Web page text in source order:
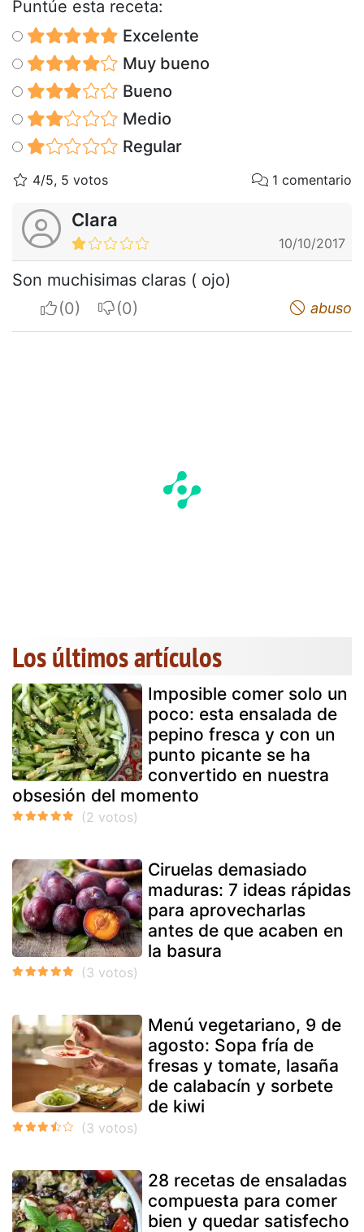
Puntúe esta receta:
Excelente
Muy bueno
Bueno
Medio
Regular
4/5, 5 votos 1 comentario
Clara
10/10/2017
Son muchisimas claras ( ojo)
I apreciateI do not appreciate abuso
Los últimos artículos
Imposible comer solo un
poco: esta ensalada de
pepino fresca y con un
punto picante se ha
convertido en nuestra
obsesión del momento
Ciruelas demasiado
maduras: 7 ideas rápidas
para aprovecharlas
antes de que acaben en
la basura
Menú vegetariano, 9 de
agosto: Sopa fría de
fresas y tomate, lasaña
de calabacín y sorbete
de kiwi
28 recetas de ensaladas
compuesta para comer
bien y quedar satisfecho